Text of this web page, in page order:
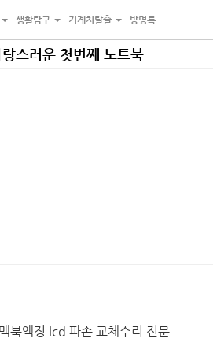
생활탐구 기계치탈출 방명록
스러운 첫번째 노트북
북액정 lcd 파손 교체수리 전문